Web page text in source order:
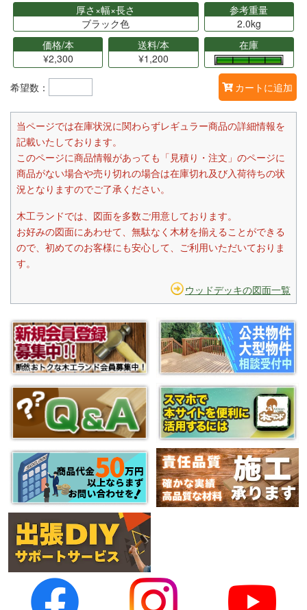
厚さ×幅×長さ
ブラック色
参考重量
2.0kg
価格/本
¥2,300
送料/本
¥1,200
在庫
希望数： カートに追加
当ページでは在庫状況に関わらずレギュラー商品の詳細情報を
記載いたしております。
このページに商品情報があっても「見積り・注文」のページに
商品がない場合や売り切れの場合は在庫切れ及び入荷待ちの状
況となりますのでご了承ください。
木工ランドでは、図面を多数ご用意しております。
お好みの図面にあわせて、無駄なく木材を揃えることができる
ので、初めてのお客様にも安心して、ご利用いただいておりま
す。
ウッドデッキの図面一覧